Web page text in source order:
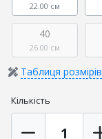
22.00 см
40
26.00 см
Таблиця розмірів
Кількість